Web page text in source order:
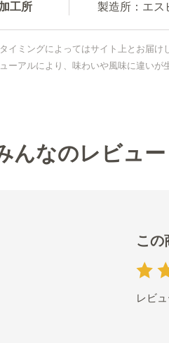
工所 製造所：エ
イミングによってはサイト上とお届け
ーアルにより、味わいや風味に違いが
んなのレビュー
レビ